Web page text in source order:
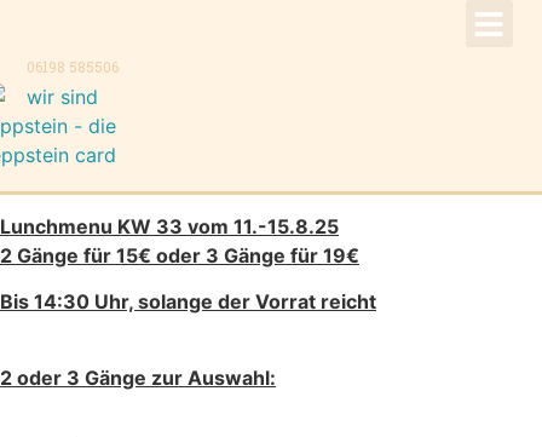
06198 585506
Lunchmenu KW 33 vom 11.-15.8.25
2 Gänge für 15€ oder 3 Gänge für 19€
Bis 14:30 Uhr, solange der Vorrat reicht
2 oder 3 Gänge zur Auswahl: